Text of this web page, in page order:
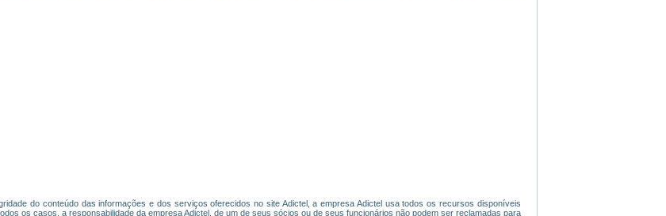
do conteúdo das informações e dos serviços oferecidos no site Adictel, a empresa Adictel usa todos os recursos disponíveis
os casos, a responsabilidade da empresa Adictel, de um de seus sócios ou de seus funcionários não podem ser reclamadas para